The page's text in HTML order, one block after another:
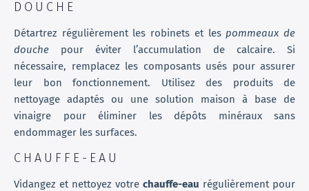
DOUCHE
Détartrez régulièrement les robinets et les pommeaux de
douche pour éviter l’accumulation de calcaire. Si
nécessaire, remplacez les composants usés pour assurer
leur bon fonctionnement. Utilisez des produits de
nettoyage adaptés ou une solution maison à base de
vinaigre pour éliminer les dépôts minéraux sans
endommager les surfaces.
CHAUFFE-EAU
Vidangez et nettoyez votre chauffe-eau régulièrement pour